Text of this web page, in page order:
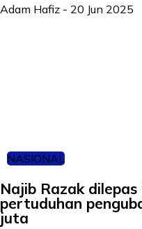
Adam Hafiz - 20 Jun 2025
NASIONAL
Najib Razak
pertuduhan
juta